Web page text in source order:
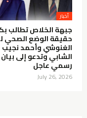
أخبار
جبهة الخلاص تطالب
حقيقة الوضع الصحي
الغنوشي وأحمد نجيب
الشابي وتدعو إلى بيان
رسمي عاجل
July 26, 2026